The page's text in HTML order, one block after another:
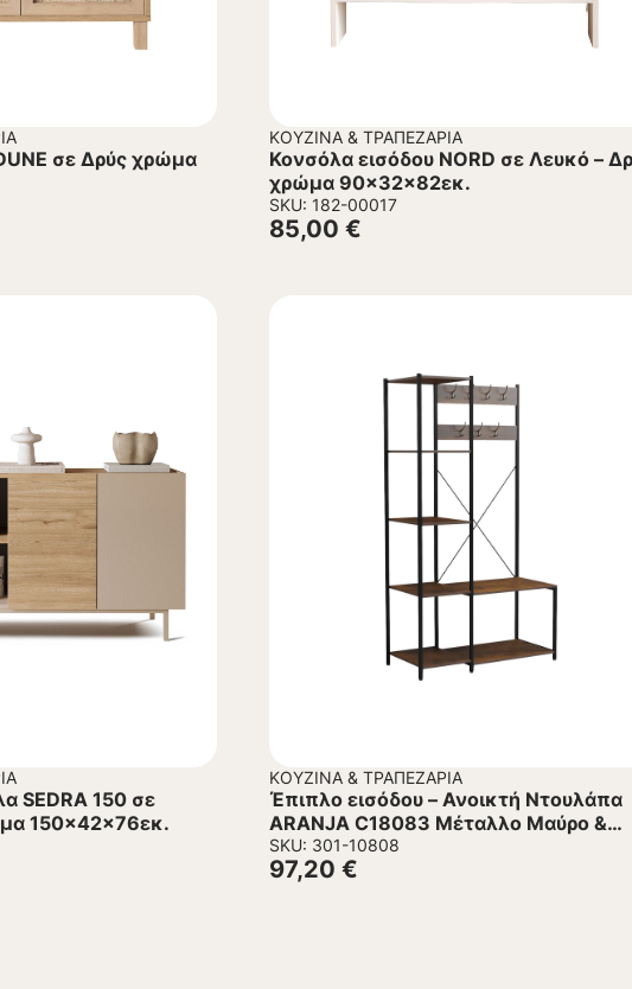
σε Δρύς χρώμα
ΚΟΥΖΊΝΑ & ΤΡΑΠΕΖΑΡΊΑ
Κονσόλα εισόδου NORD σε Λευκό –
χρώμα 90x32x82εκ.
SKU: 182-00017
85,00 €
SEDRA 150 σε
150x42x76εκ.
ΚΟΥΖΊΝΑ & ΤΡΑΠΕΖΑΡΊΑ
Έπιπλο εισόδου – Ανοικτή Ντουλάπα
ARANJA C18083 Μέταλλο Μαύρο &
Μελαμίνη Καφέ 100x46x180Υεκ.
SKU: 301-10808
97,20 €